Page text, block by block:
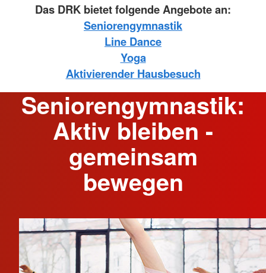
Das DRK bietet folgende Angebote an:
Seniorengymnastik
Line Dance
Yoga
Aktivierender Hausbesuch
Seniorengymnastik:
Aktiv bleiben -
gemeinsam
bewegen